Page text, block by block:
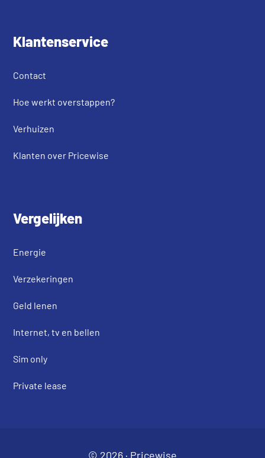
Klantenservice
Contact
Hoe werkt overstappen?
Verhuizen
Klanten over Pricewise
Vergelijken
Energie
Verzekeringen
Geld lenen
Internet, tv en bellen
Sim only
Private lease
© 2026 · Pricewise